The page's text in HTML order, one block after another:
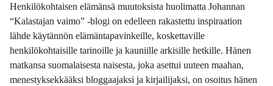
Henkilökohtaisen elämänsä muutoksista huolimatta Johannan
“Kalastajan vaimo” -blogi on edelleen rakastettu inspiraation
lähde käytännön elämäntapavinkeille, koskettaville
henkilökohtaisille tarinoille ja kauniille arkisille hetkille. Hänen
matkansa suomalaisesta naisesta, joka asettui uuteen maahan,
menestyksekkääksi bloggaajaksi ja kirjailijaksi, on osoitus hänen